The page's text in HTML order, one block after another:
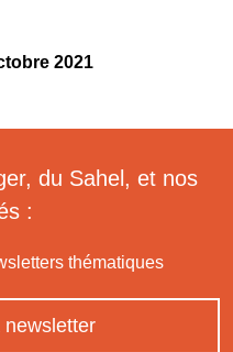
2021
du Sahel, et nos
:
thématiques
newsletter